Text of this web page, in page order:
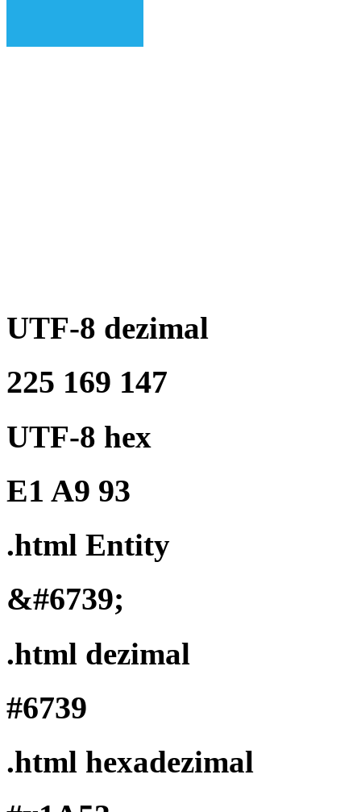
UTF-8 dezimal
225 169 147
UTF-8 hex
E1 A9 93
.html Entity
&#6739;
.html dezimal
#6739
.html hexadezimal